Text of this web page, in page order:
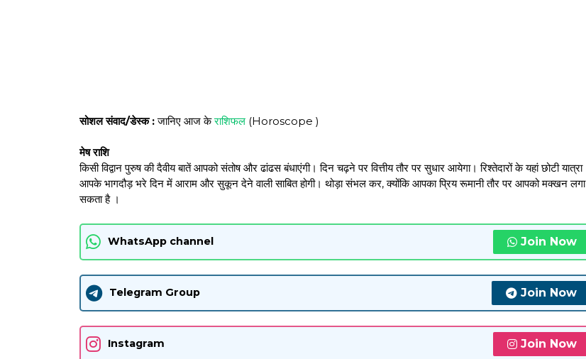
सोशल संवाद/डेस्क :जानिए आज केराशिफल (Horoscope )
मेष राशि
किसी विद्वान पुरुष की दैवीय बातें आपको संतोष और ढांढस बंधाएंगी। दिन चढ़ने पर वित्तीय तौर पर सुधार आयेगा। रिश्तेदारों के यहां छोटी यात्रा
आपके भागदौड़ भरे दिन में आराम और सुकून देने वाली साबित होगी। थोड़ा संभल कर, क्योंकि आपका प्रिय रूमानी तौर पर आपको मक्खन लगा
सकता है ।
WhatsApp channel Join Now
Telegram Group Join Now
Instagram Join Now